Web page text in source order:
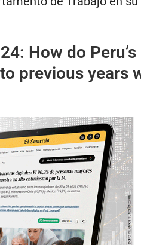
How do Peru’s
previous years